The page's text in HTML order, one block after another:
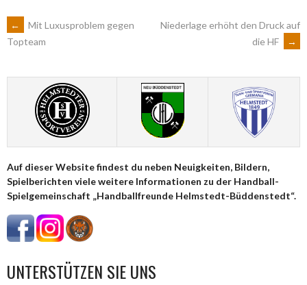
ARTIKEL-
NAVIGATION
←
Mit Luxusproblem gegen
Topteam
Niederlage erhöht den Druck auf
die HF
→
Auf dieser Website findest du neben Neuigkeiten, Bildern,
Spielberichten viele weitere Informationen zu der Handball-
Spielgemeinschaft „Handballfreunde Helmstedt-Büddenstedt“.
UNTERSTÜTZEN SIE UNS